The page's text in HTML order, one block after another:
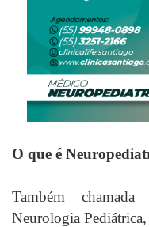
O que é
Também
Neurologia